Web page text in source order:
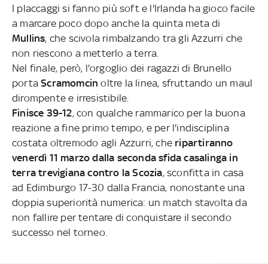
I placcaggi si fanno più soft e l'Irlanda ha gioco facile
a marcare poco dopo anche la quinta meta di
Mullins, che scivola rimbalzando tra gli Azzurri che
non riescono a metterlo a terra.
Nel finale, però, l'orgoglio dei ragazzi di Brunello
portaScramomcinoltre la linea, sfruttando un maul
dirompente e irresistibile.
Finisce 39-12, con qualche rammarico per la buona
reazione a fine primo tempo, e per l'indisciplina
costata oltremodo agli Azzurri, cheripartiranno
venerdì 11 marzo dalla seconda sfida casalinga in
terra trevigiana contro la Scozia, sconfitta in casa
ad Edimburgo 17-30 dalla Francia, nonostante una
doppia superiorità numerica: un match stavolta da
non fallire per tentare di conquistare il secondo
successo nel torneo.